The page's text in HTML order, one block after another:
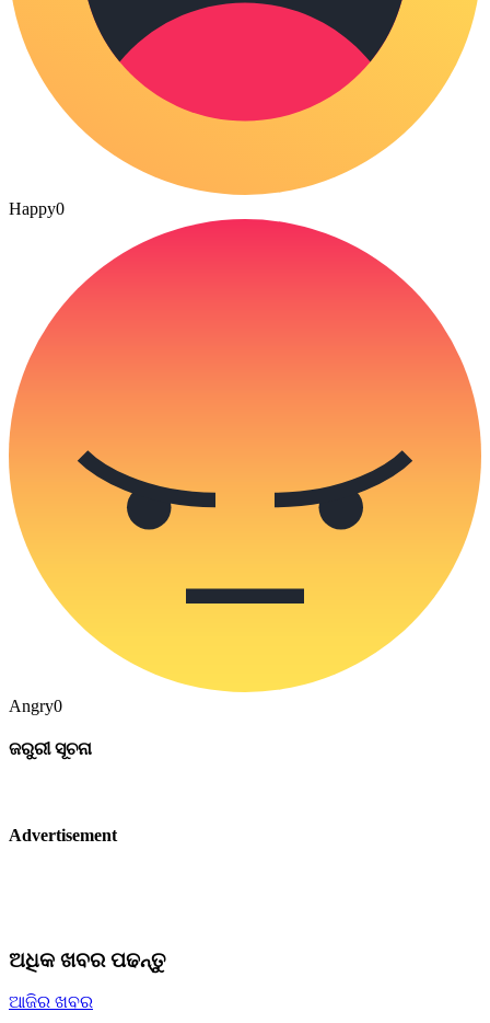
Happy0
Angry0
ଜରୁରୀ ସୂଚନା
Advertisement
ଅଧିକ ଖବର ପଢନ୍ତୁ
ଆଜିର ଖବର